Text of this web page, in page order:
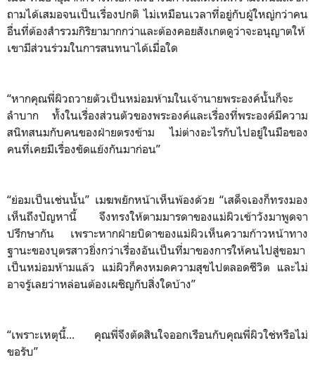
ถามได้เสมอจนเป็นเรื่องปกติ ไม่เหมือนเวลาที่อยู่กับผู้ใหญ่กว่าคน
อื่นที่ต้องสำรวมกิริยามากกว่าและต้องคอยสังเกตดูว่าจะอนุญาตให้
เขามีส่วนร่วมในการสนทนาได้เมื่อใด
“หากคุณพี่ผิวถวายตัวเป็นหม่อมห้ามในเจ้านายพระองค์นั้นก็จะ
ลำบาก ทั้งในเรื่องส่วนตัวของพระองค์และเรื่องที่พระองค์มีความ
สนิทสนมกับคนของฝ่ายตรงข้าม ไม่ต่างอะไรกับไปอยู่ในมือของ
คนที่เคยมีเรื่องขัดแย้งกันมาก่อน”
“ย่อมเป็นเช่นนั้น” เมฆพยักหน้าเห็นพ้องด้วย “เสด็จเองก็ทรงมอง
เห็นถึงปัญหานี้ จึงทรงให้ตามมารดาของแม่ผิวเข้าวังมาพูดจา
ปรึกษากัน เพราะหากฝ่ายบิดาของแม่ผิวเห็นความก้าวหน้าทาง
ฐานะของบุตรสาวยิ่งกว่าเรื่องอันเป็นที่มาของการให้คนไปสู่ขอมา
เป็นหม่อมห้ามแล้ว แม่ผิวก็คงหมดความสุขไปตลอดชีวิต และไม่
อาจรู้เลยว่าหล่อนต้องเผชิญกับสิ่งใดบ้าง”
“เพราะเหตุนี้... คุณพี่จึงตัดสินใจออกเรือนกับคุณพี่ผิวใช่หรือไม่
ขอรับ”